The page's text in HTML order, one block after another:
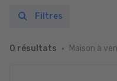
0 résultats Maison à
Filtres